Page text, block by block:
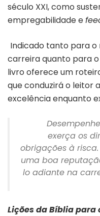
século XXI, como
empregabilidade e
Indicado tanto para o
carreira quanto para
livro oferece um
que conduzirá o leitor
excelência enquanto
exerça os
obrigações à
uma boa
lo adiante na
Lições da Bíblia para